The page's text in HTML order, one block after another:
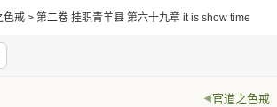
戒 > 第二卷 挂职青羊县 第六十九章 it is show time
官道之色戒